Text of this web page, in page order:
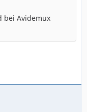
bei Avidemux